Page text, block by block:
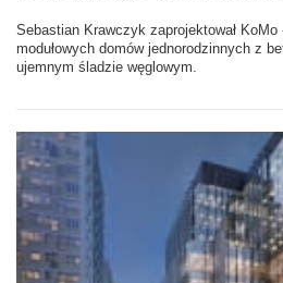
Sebastian Krawczyk zaprojektował
modułowych domów jednorodzinnych z
ujemnym śladzie węglowym.